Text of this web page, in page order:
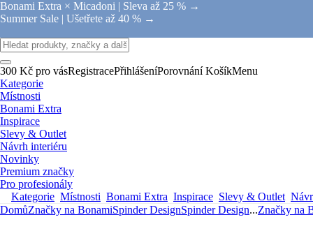
Bonami Extra × Micadoni | Sleva až 25 % →
Summer Sale | Ušetřete až 40 % →
300 Kč pro vásRegistracePřihlášeníPorovnání KošíkMenu
Kategorie
Místnosti
Bonami Extra
Inspirace
Slevy & Outlet
Návrh interiéru
Novinky
Premium značky
Pro profesionály
Kategorie Místnosti Bonami Extra Inspirace Slevy & Outlet
DomůZnačky na BonamiSpinder DesignSpinder Design...Značky na